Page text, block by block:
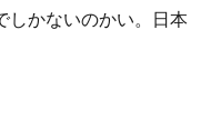
しかないのかい。日本